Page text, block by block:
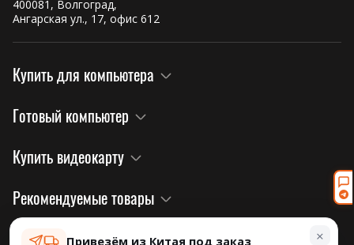
400081, Волгоград,
Ангарская ул., 17, офис 612
Купить для компьютера
Готовый компьютер
Купить видеокарту
Рекомендуемые товары
Правовая информация и политика
×
Привезём из Китая под заказ